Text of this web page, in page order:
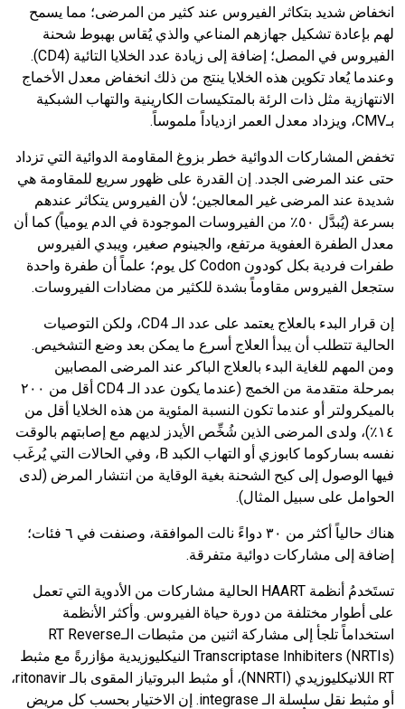
انخفاض شديد بتكاثر الفيروس عند كثير من المرضى؛ مما يسمح
لهم بإعادة تشكيل جهازهم المناعي والذي يُقاس بهبوط شحنة
الفيروس في المصل؛ إضافة إلى زيادة عدد الخلايا التائية (CD4
).
وعندما يُعاد تكوين هذه الخلايا ينتج من ذلك انخفاض معدل الأخماج
الانتهازية مثل ذات الرئة بالمتكيسات الكارينية والتهاب الشبكية
بـCMV، ويزداد معدل العمر ازدياداً ملموساً.
تخفض المشاركات الدوائية خطر بزوغ المقاومة الدوائية التي تزداد
حتى عند المرضى الجدد. إن القدرة على ظهور سريع للمقاومة هي
شديدة عند المرضى غير المعالجين؛ لأن الفيروس يتكاثر عندهم
بسرعة (يُبدَّل ٥٠٪ من الفيروسات الموجودة في الدم يومياً) كما أن
معدل الطفرة العفوية مرتفع، والجينوم صغير، ويبدي الفيروس
طفرات فردية بكل كودون Codon كل يوم؛ علماً أن طفرة واحدة
ستجعل الفيروس مقاوماً بشدة للكثير من مضادات الفيروسات.
إن قرار البدء بالعلاج يعتمد على عدد الـCD4، ولكن التوصيات
الحالية تتطلب أن يبدأ العلاج أسرع ما يمكن بعد وضع التشخيص.
ومن المهم للغاية البدء بالعلاج الباكر عند المرضى المصابين
بمرحلة متقدمة من الخمج (عندما يكون عدد الـCD4
أقل من ٢٠٠
بالميكرولتر أو عندما تكون النسبة المئوية من هذه الخلايا أقل من
١٤٪)، ولدى المرضى الذين شُخِّص الأيدز لديهم مع إصابتهم بالوقت
نفسه بساركوما كابوزي أو التهاب الكبد B، وفي الحالات التي يُرغَب
فيها الوصول إلى كبح الشحنة بغية الوقاية من انتشار المرض (لدى
الحوامل على سبيل المثال).
هناك حالياً أكثر من ٣٠ دواءً نالت الموافقة، وصنفت في ٦ فئات؛
إضافة إلى مشاركات دوائية متفرقة.
تستَخدمُ أنظمة HAART الحالية مشاركات من الأدوية التي تعمل
على أطوار مختلفة من دورة حياة الفيروس. وأكثر الأنظمة
استخداماً تلجأ إلى مشاركة اثنين من مثبطات الـ
RT Reverse
Transcriptase Inhibiters (NRTIs) النيكليوزيدية مؤازرةً مع مثبط
RT اللانيكليوزيدي (NNRTI) ، أو مثبط البروتياز المقوى بالـritonavir،
أو مثبط نقل سلسلة الـintegrase. إن الاختيار بحسب كل مريض